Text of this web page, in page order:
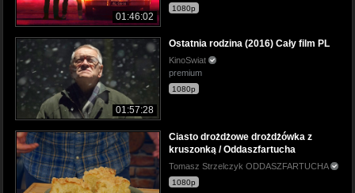
01:46:02
1080p
01:57:28
Ostatnia rodzina (2016) Cały film PL
KinoSwiat
premium
1080p
Ciasto drożdżowe drożdżówka z
kruszonką / Oddaszfartucha
Tomasz Strzelczyk ODDASZFARTUCHA
1080p